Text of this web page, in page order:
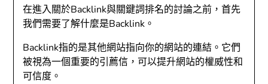
在進入關於Backlink與關鍵詞排名的討論之前，首先
我們需要了解什麼是Backlink。
Backlink指的是其他網站指向你的網站的連結。它們
被視為一個重要的引薦信，可以提升網站的權威性和
可信度。